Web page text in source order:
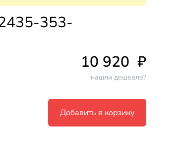
353-
10 920 ₽
нашли дешевле?
Добавить в корзину